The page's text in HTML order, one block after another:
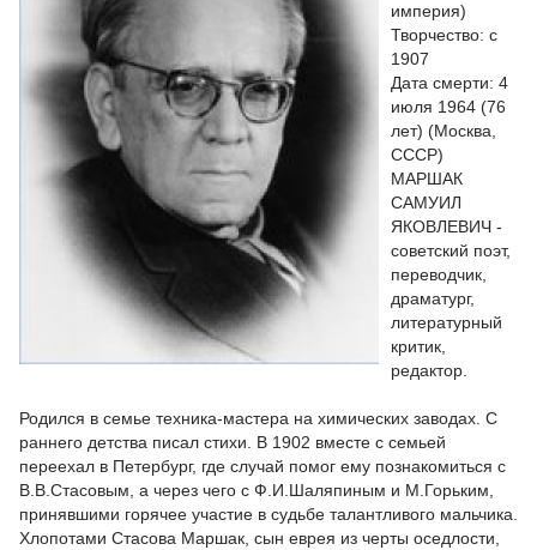
империя)
Творчество: с
1907
Дата смерти: 4
июля 1964 (76
лет) (Москва,
СССР)
МАРШАК
САМУИЛ
ЯКОВЛЕВИЧ -
советский поэт,
переводчик,
драматург,
литературный
критик,
редактор.
Родился в семье техника-мастера на химических заводах. С
раннего детства писал стихи. В 1902 вместе с семьей
переехал в Петербург, где случай помог ему познакомиться с
В.В.Стасовым, а через чего с Ф.И.Шаляпиным и М.Горьким,
принявшими горячее участие в судьбе талантливого мальчика.
Хлопотами Стасова Маршак, сын еврея из черты оседлости,